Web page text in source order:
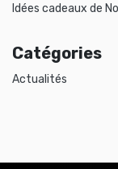
Idées cadeaux de
Catégories
Actualités